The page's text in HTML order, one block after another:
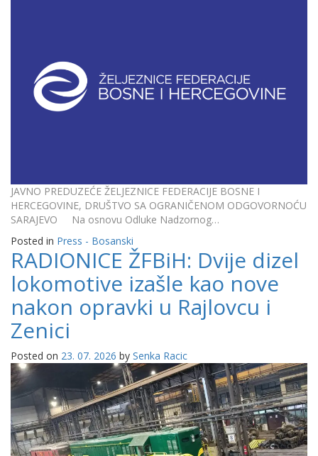
JAVNO PREDUZEĆE ŽELJEZNICE FEDERACIJE BOSNE I
HERCEGOVINE, DRUŠTVO SA OGRANIČENOM ODGOVORNOĆU
SARAJEVO Na osnovu Odluke Nadzornog…
Posted in Press - Bosanski
RADIONICE ŽFBiH: Dvije dizel
lokomotive izašle kao nove
nakon opravki u Rajlovcu i
Zenici
Posted on 23. 07. 2026 by Senka Racic